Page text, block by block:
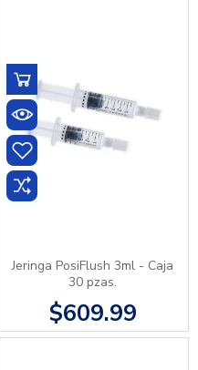
Jeringa PosiFlush 3ml - Caja
30 pzas.
$609.99